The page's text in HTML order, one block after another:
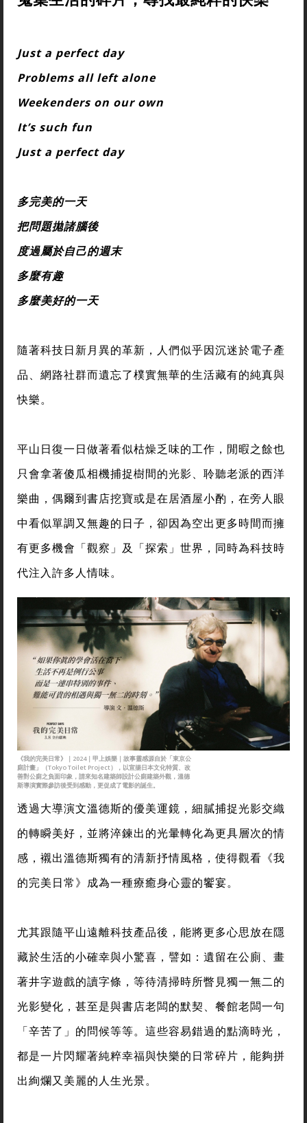
Just a perfect day
Problems all left alone
Weekenders on our own
It’s such fun
Just a perfect day
多完美的一天
把問題拋諸腦後
度過屬於自己的週末
多麼有趣
多麼美好的一天
隨著科技日新月異的革新，人們似乎因沉迷於電子產
品、網路社群而遺忘了樸實無華的生活藏有的純真與
快樂。
平山日復一日做著看似枯燥乏味的工作，閒暇之餘也
只會拿著傻瓜相機捕捉樹間的光影、聆聽老派的西洋
樂曲，偶爾到書店挖寶或是在居酒屋小酌，在旁人眼
中看似單調又無趣的日子，卻因為空出更多時間而擁
有更多機會「觀察」及「探索」世界，同時為科技時
代注入許多人情味。
《我的完美日常》｜2024｜甲上娛樂｜故事靈感源自於「東京公
廁計畫」（Tokyo Toilet Project），以宣揚日本文化特質、改
善對公廁之負面印象，請來知名建築師設計公廁建築外觀，溫德
斯導演實際參訪後受到感動，更促成了電影的誕生。
透過大導演文溫德斯的優美運鏡，細膩捕捉光影交織
的轉瞬美好，並將淬鍊出的光暈轉化為更具層次的情
感，襯出溫德斯獨有的清新抒情風格，使得觀看《我
的完美日常》成為一種療癒身心靈的饗宴。
尤其跟隨平山遠離科技產品後，能將更多心思放在隱
藏於生活的小確幸與小驚喜，譬如：遺留在公廁、畫
著井字遊戲的讀字條，等待清掃時所瞥見獨一無二的
光影變化，甚至是與書店老闆的默契、餐館老闆一句
「辛苦了」的問候等等。這些容易錯過的點滴時光，
都是一片閃耀著純粹幸福與快樂的日常碎片，能夠拼
出絢爛又美麗的人生光景。